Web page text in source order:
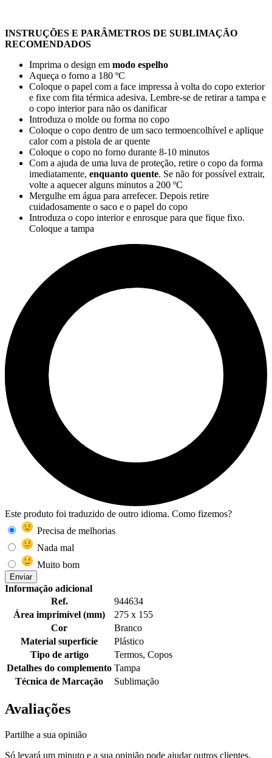
INSTRUÇÕES E PARÂMETROS DE SUBLIMAÇÃO
RECOMENDADOS
Imprima o design em modo espelho
Aqueça o forno a 180 ºC
Coloque o papel com a face impressa à volta do copo exterior
e fixe com fita térmica adesiva. Lembre-se de retirar a tampa e
o copo interior para não os danificar
Introduza o molde ou forma no copo
Coloque o copo dentro de um saco termoencolhível e aplique
calor com a pistola de ar quente
Coloque o copo no forno durante 8-10 minutos
Com a ajuda de uma luva de proteção, retire o copo da forma
imediatamente, enquanto quente. Se não for possível extrair,
volte a aquecer alguns minutos a 200 ºC
Mergulhe em água para arrefecer. Depois retire
cuidadosamente o saco e o papel do copo
Introduza o copo interior e enrosque para que fique fixo.
Coloque a tampa
Este produto foi traduzido de outro idioma. Como fizemos?
Precisa de melhorias
Nada mal
Muito bom
Enviar
Informação adicional
Ref.
944634
Área imprimível (mm)
275 x 155
Cor
Branco
Material superfície
Plástico
Tipo de artigo
Termos, Copos
Detalhes do complemento Tampa
Técnica de Marcação
Sublimação
Avaliações
Partilhe a sua opinião
Só levará um minuto e a sua opinião pode ajudar outros clientes.